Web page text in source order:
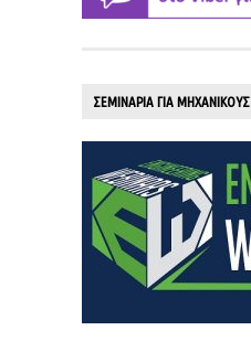
ΣΕΜΙΝΑΡΙΑ ΓΙΑ ΜΗΧΑΝΙΚΟΥΣ